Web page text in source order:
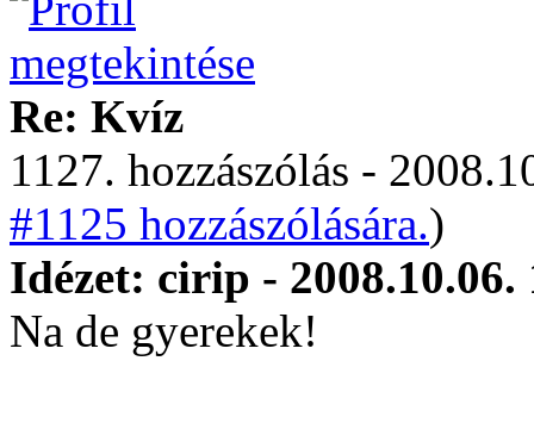
Re: Kvíz
1127. hozzászólás -
#1125 hozzászólására.)
Idézet: cirip - 2008.10.06.
Na de gyerekek!